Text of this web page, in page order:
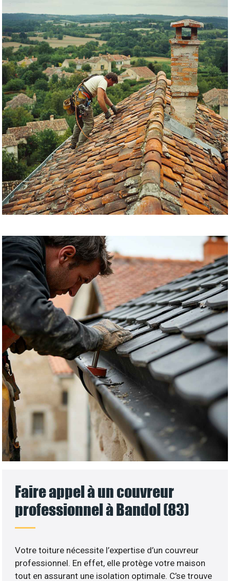
Faire appel à un couvreur
professionnel à Bandol (83)
Votre toiture nécessite l’expertise d’un couvreur
professionnel. En effet, elle protège votre maison
tout en assurant une isolation optimale. C’se trouve